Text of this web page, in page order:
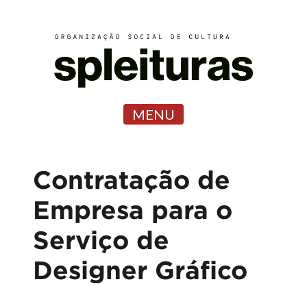
MENU
Contratação de
Empresa para o
Serviço de
Designer Gráfico